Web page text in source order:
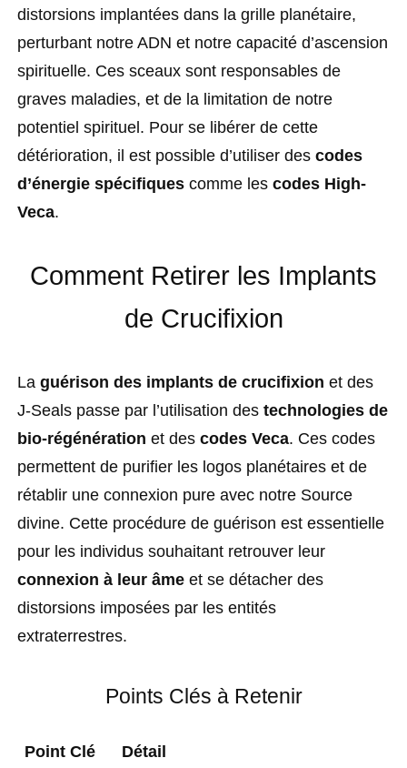
distorsions implantées dans la grille planétaire,
perturbant notre ADN et notre capacité d’ascension
spirituelle. Ces sceaux sont responsables de
graves maladies, et de la limitation de notre
potentiel spirituel. Pour se libérer de cette
détérioration, il est possible d’utiliser des codes
d’énergie spécifiques comme les codes High-
Veca.
Comment Retirer les Implants
de Crucifixion
La guérison des implants de crucifixion et des
J-Seals passe par l’utilisation des technologies de
bio-régénération et des codes Veca. Ces codes
permettent de purifier les logos planétaires et de
rétablir une connexion pure avec notre Source
divine. Cette procédure de guérison est essentielle
pour les individus souhaitant retrouver leur
connexion à leur âme et se détacher des
distorsions imposées par les entités
extraterrestres.
Points Clés à Retenir
Point Clé Détail